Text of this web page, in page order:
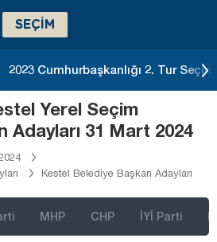
SEÇİM
2023 Cumhurbaşkanlığı 2. Tur
Yerel Seçim
Adayları 31 Mart 2024
Kestel Belediye Başkan Adayları
MHP CHP İYİ Parti